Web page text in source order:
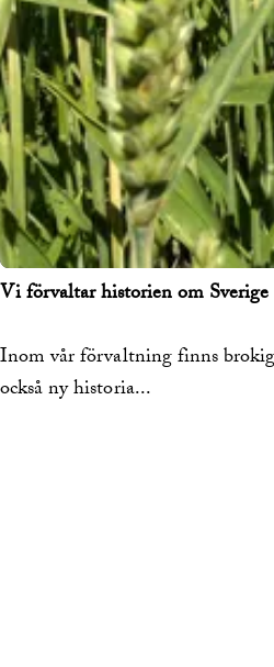
Vi förvaltar historien om Sverige
Inom vår förvaltning finns
också ny historia...